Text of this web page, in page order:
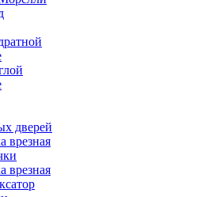
дверей
врезная
врезная